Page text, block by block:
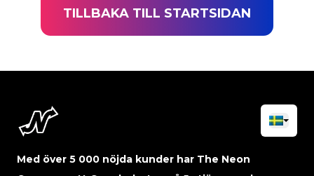
TILLBAKA TILL STARTSIDAN
Med över 5 000 nöjda kunder har The Neon